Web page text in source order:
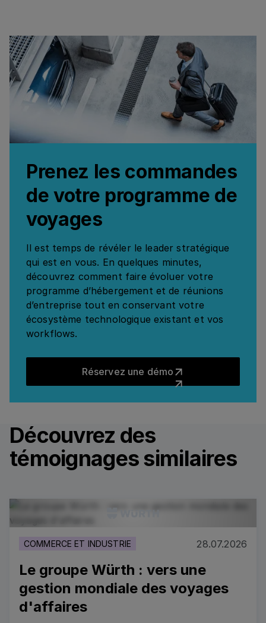
Prenez les commandes
de votre programme de
voyages
Il est temps de révéler le leader stratégique
qui est en vous. En quelques minutes,
découvrez comment faire évoluer votre
programme d’hébergement et de réunions
d’entreprise tout en conservant votre
écosystème technologique existant et vos
workflows.
Réservez une démo
Découvrez des
témoignages similaires
COMMERCE ET INDUSTRIE 28.07.2026
Le groupe Würth : vers une
gestion mondiale des voyages
d'affaires